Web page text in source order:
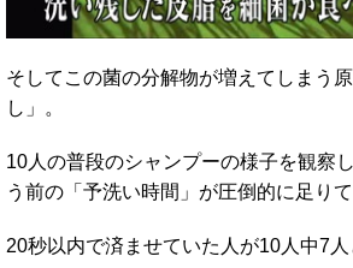
そしてこの菌の分解物が増えてしまう
し」。
10人の普段のシャンプーの様子を観察
う前の「予洗い時間」が圧倒的に足り
20秒以内で済ませていた人が10人中7人